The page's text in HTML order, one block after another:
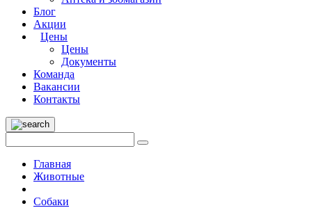
Блог
Акции
Цены
Цены
Документы
Команда
Вакансии
Контакты
Главная
Животные
Собаки